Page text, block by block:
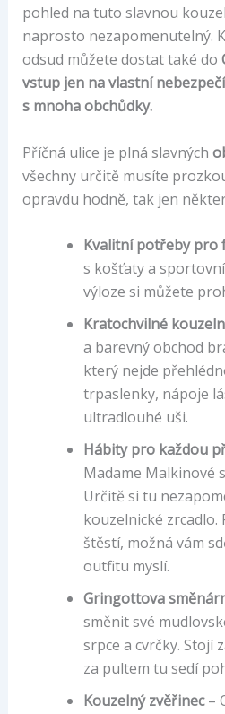
pohled na tuto slavnou
naprosto nezapomenutelný.
odsud můžete dostat také do
vstup jen na vlastní
s mnoha obchůdky.
Příčná ulice je plná slavných
všechny určitě musíte
opravdu hodně, tak jen
Kvalitní potřeby pro
s košťaty a
výloze si můžete
Kratochvilné
a barevný obchod
který nejde
trpaslenky, nápoje
ultradlouhé uši.
Hábity pro každou
Madame Malkinové
Určitě si tu
kouzelnické
štěstí, možná vám
outfitu myslí.
Gringottova
směnit své
srpce a cvrčky. Stojí
za pultem tu sedí
Kouzelný zvěřinec–